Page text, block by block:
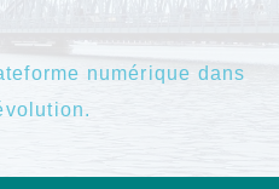
numérique dans